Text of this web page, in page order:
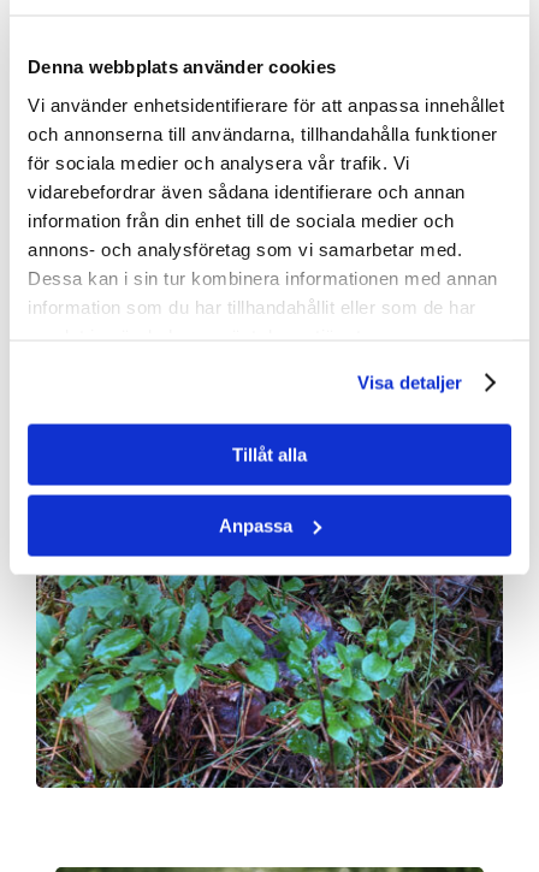
Denna webbplats använder cookies
Vi använder enhetsidentifierare för att anpassa innehållet
och annonserna till användarna, tillhandahålla funktioner
för sociala medier och analysera vår trafik. Vi
vidarebefordrar även sådana identifierare och annan
information från din enhet till de sociala medier och
annons- och analysföretag som vi samarbetar med.
Dessa kan i sin tur kombinera informationen med annan
information som du har tillhandahållit eller som de har
Visa detaljer
Tillåt alla
Anpassa
funktioner, snarare än enbart
utsläppsreduktioner.